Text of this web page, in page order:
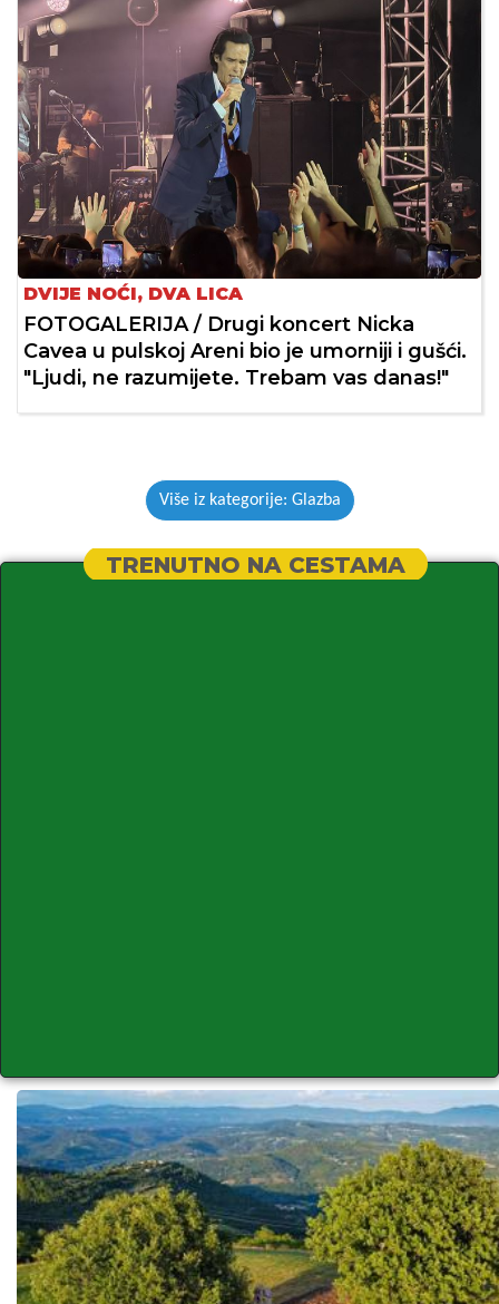
DVIJE NOĆI, DVA LICA
FOTOGALERIJA / Drugi koncert Nicka
Cavea u pulskoj Areni bio je umorniji i gušći.
"Ljudi, ne razumijete. Trebam vas danas!"
Više iz kategorije: Glazba
TRENUTNO NA CESTAMA